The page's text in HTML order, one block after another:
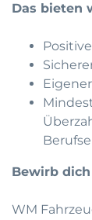
Das bieten
Bewirb
WM